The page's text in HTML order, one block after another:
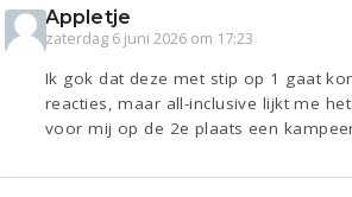
Appletje
zaterdag 6 juni 2026 om 17:23
Ik gok dat deze met stip op 1 gaat
reacties, maar all-inclusive lijkt me
voor mij op de 2e plaats een